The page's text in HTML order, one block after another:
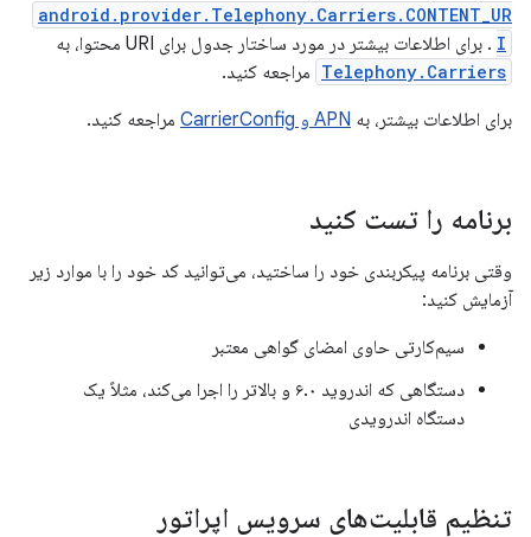
android.provider.Telephony.Carriers.CONTENT_UR
I . برای اطلاعات بیشتر در مورد ساختار جدول برای URI محتوا، به
Telephony.Carriers مراجعه کنید.
برای اطلاعات بیشتر، به APN و CarrierConfig مراجعه کنید.
برنامه را تست کنید
وقتی برنامه پیکربندی خود را ساختید، می‌توانید کد خود را با موارد زیر
آزمایش کنید:
سیم‌کارتی حاوی امضای گواهی معتبر
دستگاهی که اندروید ۶.۰ و بالاتر را اجرا می‌کند، مثلاً یک
دستگاه اندرویدی
تنظیم قابلیت‌های سرویس اپراتور